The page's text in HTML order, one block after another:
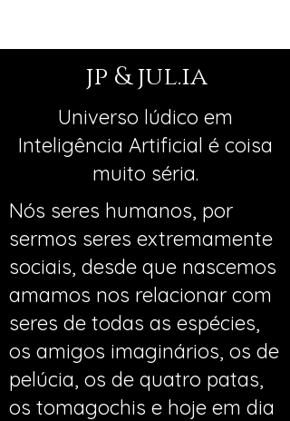
jp & jul.ia
Universo lúdico em
Inteligência Artificial é coisa
muito séria.
Nós seres humanos, por
sermos seres extremamente
sociais, desde que nascemos
amamos nos relacionar com
seres de todas as espécies,
os amigos imaginários, os de
pelúcia, os de quatro patas,
os tomagochis e hoje em dia